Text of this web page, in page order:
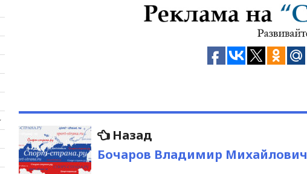
Навигация
по
Назад
запись:
Бочаров Владимир Михайлович